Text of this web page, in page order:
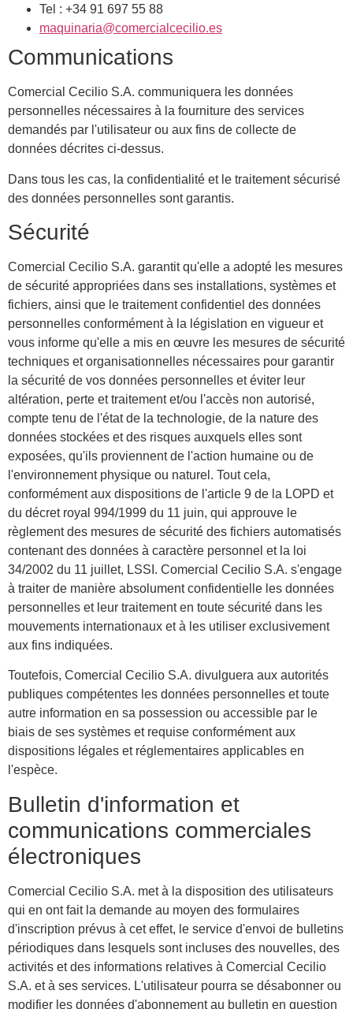
Tel : +34 91 697 55 88
maquinaria@comercialcecilio.es
Communications
Comercial Cecilio S.A. communiquera les données
personnelles nécessaires à la fourniture des services
demandés par l'utilisateur ou aux fins de collecte de
données décrites ci-dessus.
Dans tous les cas, la confidentialité et le traitement sécurisé
des données personnelles sont garantis.
Sécurité
Comercial Cecilio S.A. garantit qu'elle a adopté les mesures
de sécurité appropriées dans ses installations, systèmes et
fichiers, ainsi que le traitement confidentiel des données
personnelles conformément à la législation en vigueur et
vous informe qu'elle a mis en œuvre les mesures de sécurité
techniques et organisationnelles nécessaires pour garantir
la sécurité de vos données personnelles et éviter leur
altération, perte et traitement et/ou l'accès non autorisé,
compte tenu de l'état de la technologie, de la nature des
données stockées et des risques auxquels elles sont
exposées, qu'ils proviennent de l'action humaine ou de
l'environnement physique ou naturel. Tout cela,
conformément aux dispositions de l'article 9 de la LOPD et
du décret royal 994/1999 du 11 juin, qui approuve le
règlement des mesures de sécurité des fichiers automatisés
contenant des données à caractère personnel et la loi
34/2002 du 11 juillet, LSSI. Comercial Cecilio S.A. s'engage
à traiter de manière absolument confidentielle les données
personnelles et leur traitement en toute sécurité dans les
mouvements internationaux et à les utiliser exclusivement
aux fins indiquées.
Toutefois, Comercial Cecilio S.A. divulguera aux autorités
publiques compétentes les données personnelles et toute
autre information en sa possession ou accessible par le
biais de ses systèmes et requise conformément aux
dispositions légales et réglementaires applicables en
l'espèce.
Bulletin d'information et
communications commerciales
électroniques
Comercial Cecilio S.A. met à la disposition des utilisateurs
qui en ont fait la demande au moyen des formulaires
d'inscription prévus à cet effet, le service d'envoi de bulletins
périodiques dans lesquels sont incluses des nouvelles, des
activités et des informations relatives à Comercial Cecilio
S.A. et à ses services. L'utilisateur pourra se désabonner ou
modifier les données d'abonnement au bulletin en question